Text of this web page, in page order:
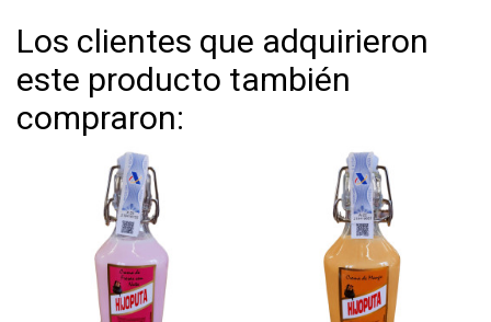
Los clientes que adquirieron
este producto también
compraron: